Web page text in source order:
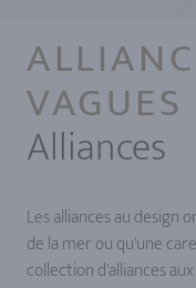
VAGUES
Alliances
Les alliances au design
de la mer ou qu'une
collection d'alliances